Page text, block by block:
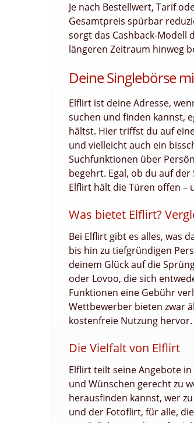
Je nach Bestellwert, Tarif
Gesamtpreis spürbar
sorgt das Cashback-Modell
längeren Zeitraum hinweg
Deine Singlebörse
Elflirt ist deine Adresse,
suchen und finden kannst,
hältst. Hier triffst du auf
und vielleicht auch ein
Suchfunktionen über
begehrt. Egal, ob du auf
Elflirt hält die Türen offen –
Was bietet Elflirt?
Bei Elflirt gibt es alles, was
bis hin zu tiefgründigen
deinem Glück auf die
oder Lovoo, die sich
Funktionen eine Gebühr
Wettbewerber bieten zwar
kostenfreie Nutzung hervor.
Die Vielfalt von Elflirt
Elflirt teilt seine Angebote
und Wünschen gerecht zu
herausfinden kannst, wer
und der Fotoflirt, für alle,